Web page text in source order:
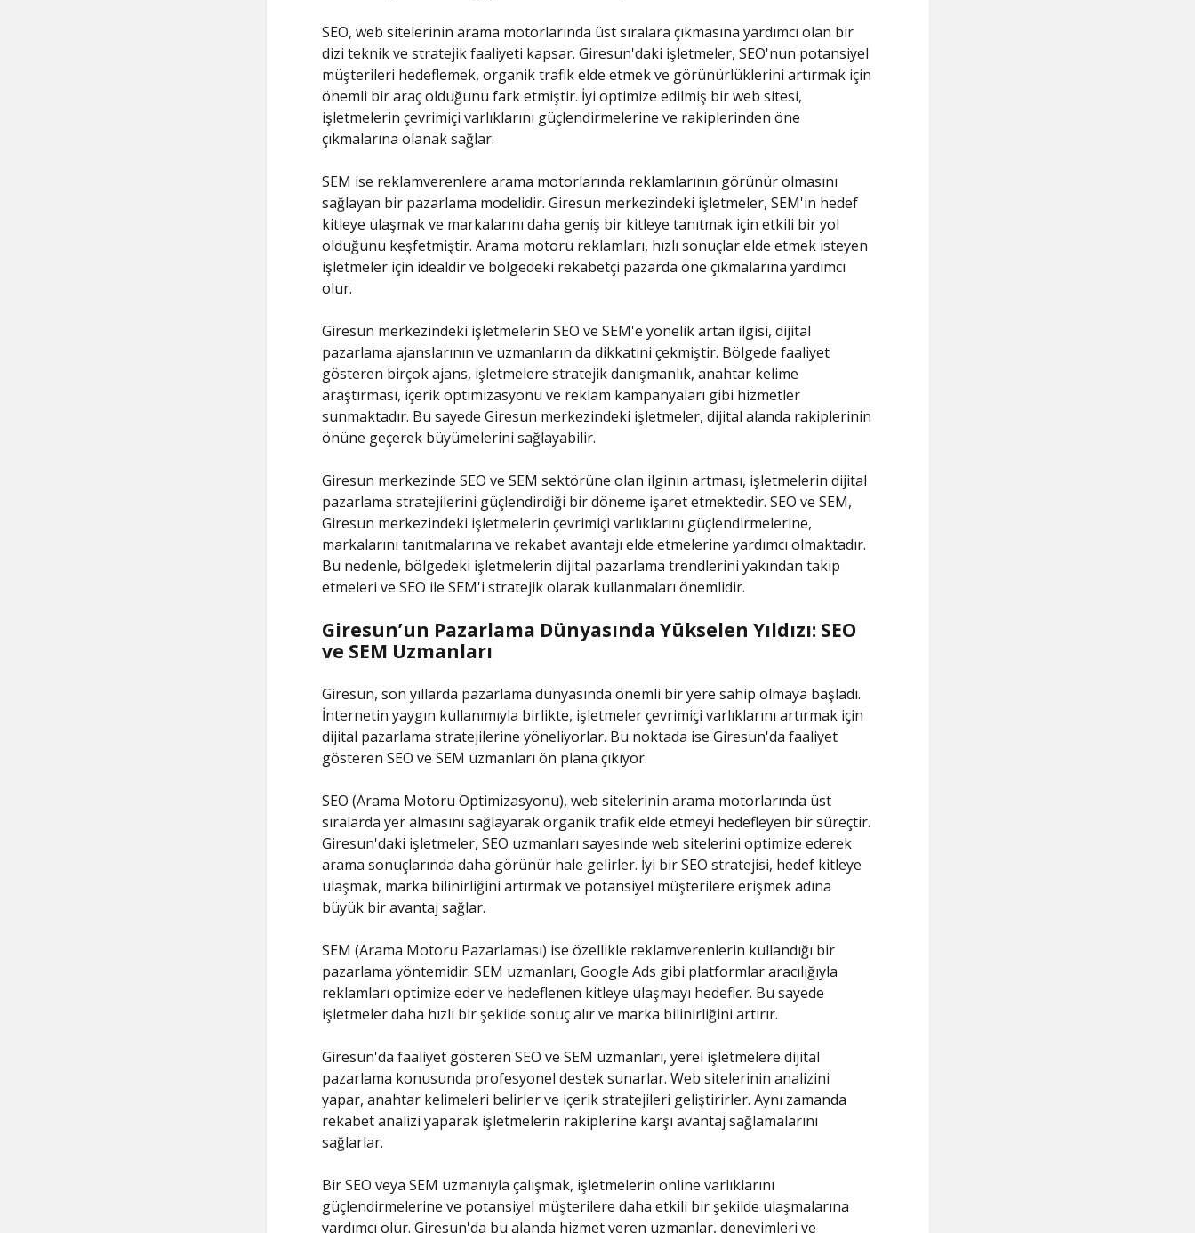
SEO, web sitelerinin arama motorlarında üst sıralara çıkmasına yardımcı olan bir
dizi teknik ve stratejik faaliyeti kapsar. Giresun'daki işletmeler, SEO'nun potansiyel
müşterileri hedeflemek, organik trafik elde etmek ve görünürlüklerini artırmak için
önemli bir araç olduğunu fark etmiştir. İyi optimize edilmiş bir web sitesi,
işletmelerin çevrimiçi varlıklarını güçlendirmelerine ve rakiplerinden öne
çıkmalarına olanak sağlar.
SEM ise reklamverenlere arama motorlarında reklamlarının görünür olmasını
sağlayan bir pazarlama modelidir. Giresun merkezindeki işletmeler, SEM'in hedef
kitleye ulaşmak ve markalarını daha geniş bir kitleye tanıtmak için etkili bir yol
olduğunu keşfetmiştir. Arama motoru reklamları, hızlı sonuçlar elde etmek isteyen
işletmeler için idealdir ve bölgedeki rekabetçi pazarda öne çıkmalarına yardımcı
olur.
Giresun merkezindeki işletmelerin SEO ve SEM'e yönelik artan ilgisi, dijital
pazarlama ajanslarının ve uzmanların da dikkatini çekmiştir. Bölgede faaliyet
gösteren birçok ajans, işletmelere stratejik danışmanlık, anahtar kelime
araştırması, içerik optimizasyonu ve reklam kampanyaları gibi hizmetler
sunmaktadır. Bu sayede Giresun merkezindeki işletmeler, dijital alanda rakiplerinin
önüne geçerek büyümelerini sağlayabilir.
Giresun merkezinde SEO ve SEM sektörüne olan ilginin artması, işletmelerin dijital
pazarlama stratejilerini güçlendirdiği bir döneme işaret etmektedir. SEO ve SEM,
Giresun merkezindeki işletmelerin çevrimiçi varlıklarını güçlendirmelerine,
markalarını tanıtmalarına ve rekabet avantajı elde etmelerine yardımcı olmaktadır.
Bu nedenle, bölgedeki işletmelerin dijital pazarlama trendlerini yakından takip
etmeleri ve SEO ile SEM'i stratejik olarak kullanmaları önemlidir.
Giresun’un Pazarlama Dünyasında Yükselen Yıldızı: SEO
ve SEM Uzmanları
Giresun, son yıllarda pazarlama dünyasında önemli bir yere sahip olmaya başladı.
İnternetin yaygın kullanımıyla birlikte, işletmeler çevrimiçi varlıklarını artırmak için
dijital pazarlama stratejilerine yöneliyorlar. Bu noktada ise Giresun'da faaliyet
gösteren SEO ve SEM uzmanları ön plana çıkıyor.
SEO (Arama Motoru Optimizasyonu), web sitelerinin arama motorlarında üst
sıralarda yer almasını sağlayarak organik trafik elde etmeyi hedefleyen bir süreçtir.
Giresun'daki işletmeler, SEO uzmanları sayesinde web sitelerini optimize ederek
arama sonuçlarında daha görünür hale gelirler. İyi bir SEO stratejisi, hedef kitleye
ulaşmak, marka bilinirliğini artırmak ve potansiyel müşterilere erişmek adına
büyük bir avantaj sağlar.
SEM (Arama Motoru Pazarlaması) ise özellikle reklamverenlerin kullandığı bir
pazarlama yöntemidir. SEM uzmanları, Google Ads gibi platformlar aracılığıyla
reklamları optimize eder ve hedeflenen kitleye ulaşmayı hedefler. Bu sayede
işletmeler daha hızlı bir şekilde sonuç alır ve marka bilinirliğini artırır.
Giresun'da faaliyet gösteren SEO ve SEM uzmanları, yerel işletmelere dijital
pazarlama konusunda profesyonel destek sunarlar. Web sitelerinin analizini
yapar, anahtar kelimeleri belirler ve içerik stratejileri geliştirirler. Aynı zamanda
rekabet analizi yaparak işletmelerin rakiplerine karşı avantaj sağlamalarını
sağlarlar.
Bir SEO veya SEM uzmanıyla çalışmak, işletmelerin online varlıklarını
güçlendirmelerine ve potansiyel müşterilere daha etkili bir şekilde ulaşmalarına
yardımcı olur. Giresun'da bu alanda hizmet veren uzmanlar, deneyimleri ve